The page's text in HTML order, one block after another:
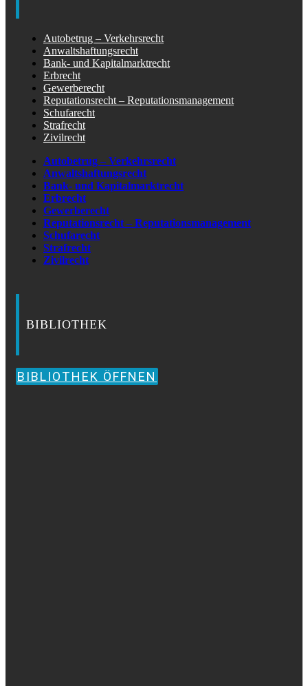
Autobetrug – Verkehrsrecht
Anwaltshaftungsrecht
Bank- und Kapitalmarktrecht
Erbrecht
Gewerberecht
Reputationsrecht – Reputationsmanagement
Schufarecht
Strafrecht
Zivilrecht
Autobetrug – Verkehrsrecht
Anwaltshaftungsrecht
Bank- und Kapitalmarktrecht
Erbrecht
Gewerberecht
Reputationsrecht – Reputationsmanagement
Schufarecht
Strafrecht
Zivilrecht
BIBLIOTHEK
BIBLIOTHEK ÖFFNEN